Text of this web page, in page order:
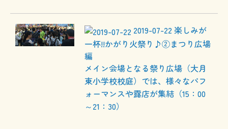
2019-07-22 楽しみが
一杯!!かがり火祭り♪②まつり広場
編
メイン会場となる祭り広場（大月
東小学校校庭）では、様々なパフ
ォーマンスや露店が集結（15：00
～21：30）